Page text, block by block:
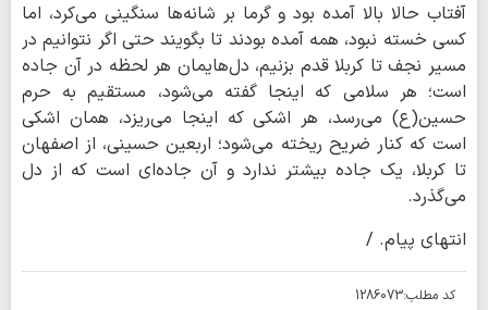
آفتاب حالا بالا آمده بود و گرما بر شانه‌ها سنگینی می‌کرد، اما
کسی خسته نبود، همه آمده بودند تا بگویند حتی اگر نتوانیم در
مسیر نجف تا کربلا قدم بزنیم، دل‌هایمان هر لحظه در آن جاده
است؛ هر سلامی که اینجا گفته می‌شود، مستقیم به حرم
حسین(ع) می‌رسد، هر اشکی که اینجا می‌ریزد، همان اشکی
است که کنار ضریح ریخته می‌شود؛ اربعین حسینی، از اصفهان
تا کربلا، یک جاده بیشتر ندارد و آن جاده‌ای است که از دل
می‌گذرد.
انتهای پیام. /
کد مطلب:1286073